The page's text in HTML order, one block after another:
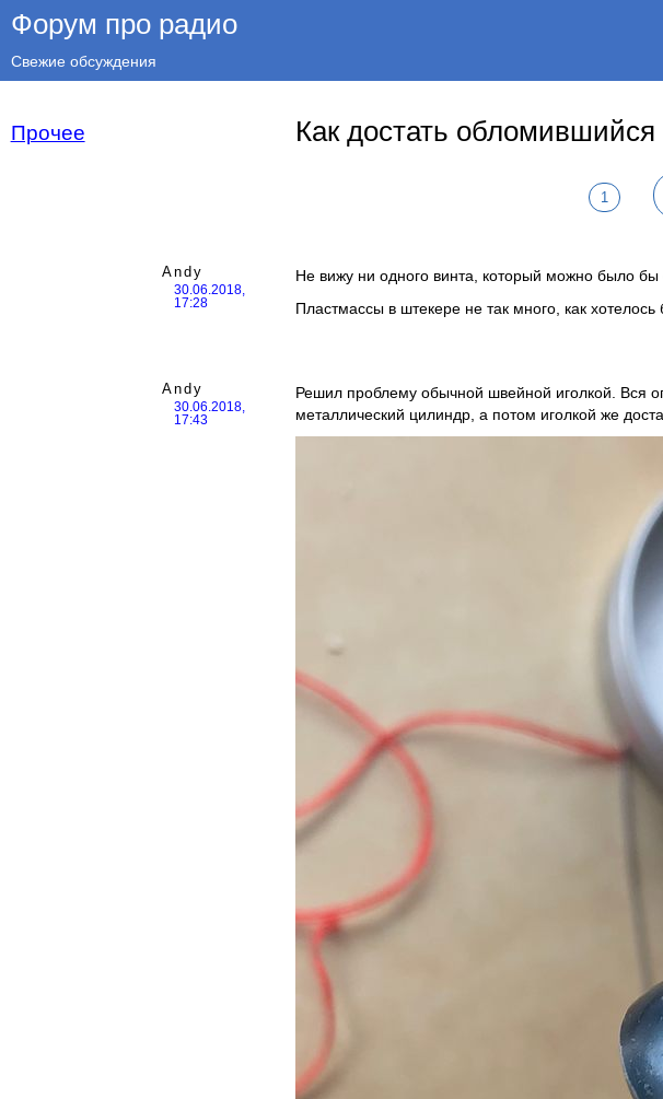
Форум про радио
Свежие обсуждения
Прочее Как достать
1
Andy
30.06.2018,
17:28
Не вижу ни одного винта, который можно было бы
Пластмассы в штекере не так много, как
Andy
30.06.2018,
17:43
Решил проблему обычной швейной иголкой. Вся
металлический цилиндр, а потом иголкой же